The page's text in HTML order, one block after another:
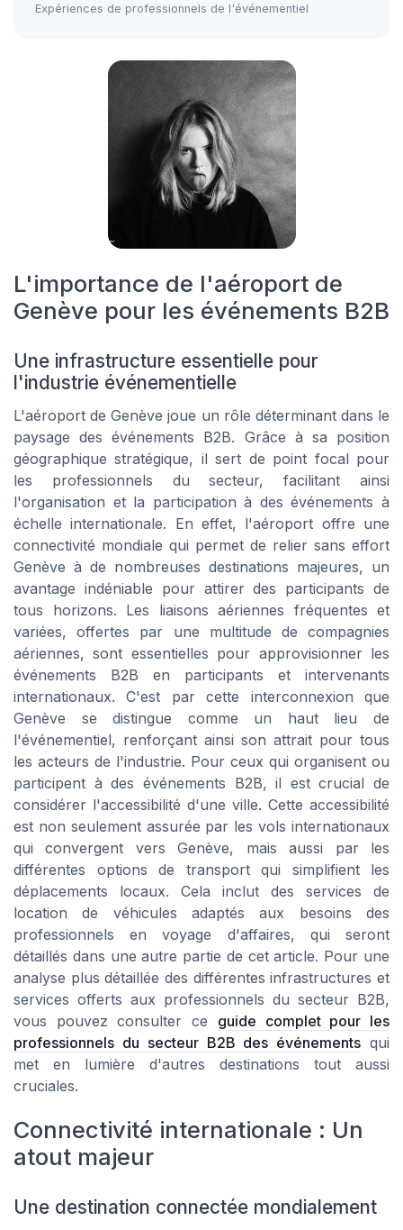
Expériences de professionnels de l'événementiel
L'importance de l'aéroport de
Genève pour les événements B2B
Une infrastructure essentielle pour
l'industrie événementielle
L'aéroport de Genève joue un rôle déterminant dans le
paysage des événements B2B. Grâce à sa position
géographique stratégique, il sert de point focal pour
les professionnels du secteur, facilitant ainsi
l'organisation et la participation à des événements à
échelle internationale. En effet, l'aéroport offre une
connectivité mondiale qui permet de relier sans effort
Genève à de nombreuses destinations majeures, un
avantage indéniable pour attirer des participants de
tous horizons. Les liaisons aériennes fréquentes et
variées, offertes par une multitude de compagnies
aériennes, sont essentielles pour approvisionner les
événements B2B en participants et intervenants
internationaux. C'est par cette interconnexion que
Genève se distingue comme un haut lieu de
l'événementiel, renforçant ainsi son attrait pour tous
les acteurs de l'industrie. Pour ceux qui organisent ou
participent à des événements B2B, il est crucial de
considérer l'accessibilité d'une ville. Cette accessibilité
est non seulement assurée par les vols internationaux
qui convergent vers Genève, mais aussi par les
différentes options de transport qui simplifient les
déplacements locaux. Cela inclut des services de
location de véhicules adaptés aux besoins des
professionnels en voyage d'affaires, qui seront
détaillés dans une autre partie de cet article. Pour une
analyse plus détaillée des différentes infrastructures et
services offerts aux professionnels du secteur B2B,
vous pouvez consulter ce guide complet pour les
professionnels du secteur B2B des événements qui
met en lumière d'autres destinations tout aussi
cruciales.
Connectivité internationale : Un
atout majeur
Une destination connectée mondialement